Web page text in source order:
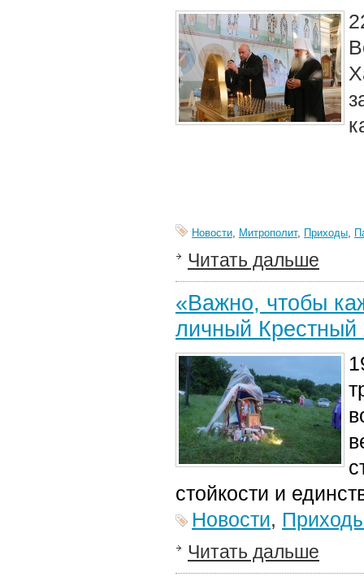
Новости, Митрополит, Приходы,
Читать дальше
«Важно, чтобы
личный Крестный
стойкости и
Новости,
Читать дальше